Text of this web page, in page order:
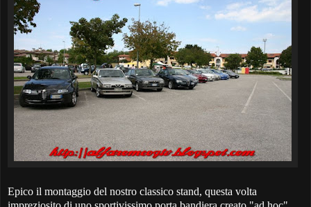
Epico il montaggio del nostro classico stand, questa volta